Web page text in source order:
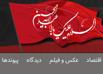
اقتصاد عکس و فیلم دیدگاه پیوندها